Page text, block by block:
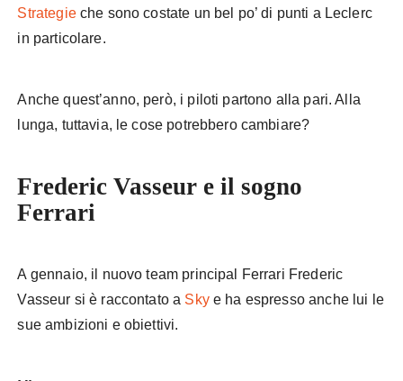
Strategieche sono costate un bel po’ di punti a Leclerc
in particolare.
Anche quest’anno, però, i piloti partono alla pari. Alla
lunga, tuttavia, le cose potrebbero cambiare?
Frederic Vasseur e il sogno
Ferrari
A gennaio, il nuovo team principal Ferrari Frederic
Vasseur si è raccontato a Skye ha espresso anche lui le
sue ambizioni e obiettivi.